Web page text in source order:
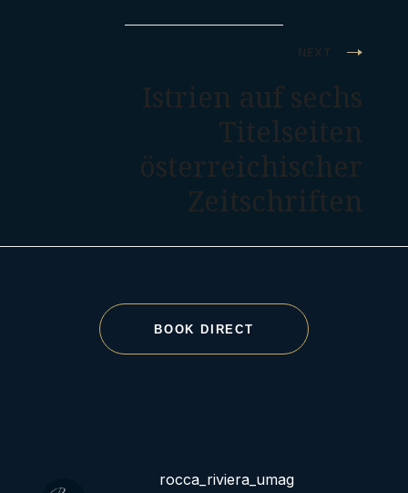
NEXT
Istrien auf sechs
Titelseiten
österreichischer
Zeitschriften
BOOK DIRECT
rocca_riviera_umag